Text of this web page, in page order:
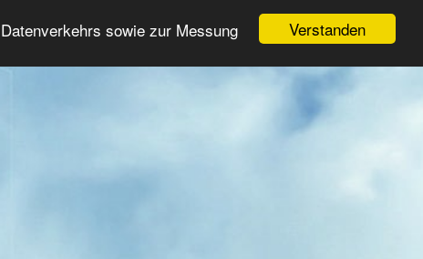
Verstanden
sowie zur Messung